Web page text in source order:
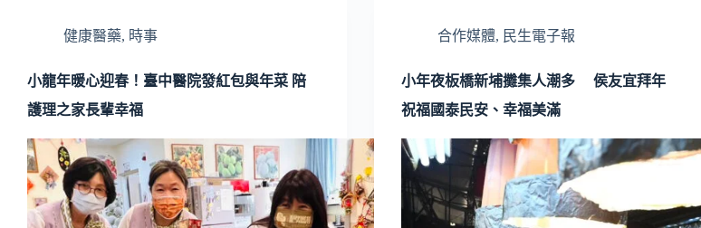
健康醫藥, 時事
小龍年暖心迎春！臺中醫院發紅包與年菜 陪
護理之家長輩幸福
合作媒體, 民生電子報
小年夜板橋新埔攤集人潮多 侯友宜拜年
祝福國泰民安、幸福美滿